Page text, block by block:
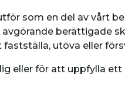
som en del av vårt
berättigade
utöva eller
eller för att uppfylla